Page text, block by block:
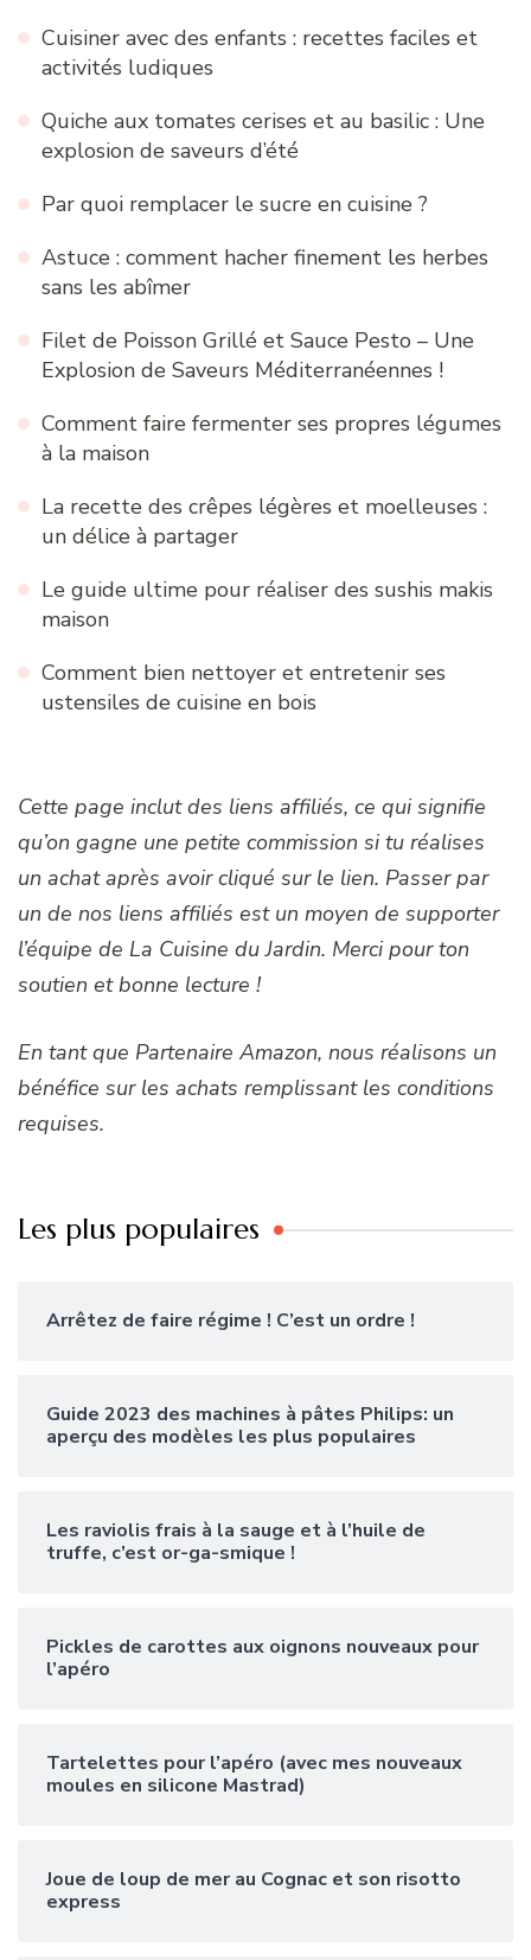
Cuisiner avec des enfants : recettes faciles et
activités ludiques
Quiche aux tomates cerises et au basilic : Une
explosion de saveurs d’été
Par quoi remplacer le sucre en cuisine ?
Astuce : comment hacher finement les herbes
sans les abîmer
Filet de Poisson Grillé et Sauce Pesto – Une
Explosion de Saveurs Méditerranéennes !
Comment faire fermenter ses propres légumes
à la maison
La recette des crêpes légères et moelleuses :
un délice à partager
Le guide ultime pour réaliser des sushis makis
maison
Comment bien nettoyer et entretenir ses
ustensiles de cuisine en bois
Cette page inclut des liens affiliés, ce qui signifie
qu’on gagne une petite commission si tu réalises
un achat après avoir cliqué sur le lien. Passer par
un de nos liens affiliés est un moyen de supporter
l’équipe de La Cuisine du Jardin. Merci pour ton
soutien et bonne lecture !
En tant que Partenaire Amazon, nous réalisons un
bénéfice sur les achats remplissant les conditions
requises.
Les plus populaires
Arrêtez de faire régime ! C’est un ordre !
Guide 2023 des machines à pâtes Philips: un
aperçu des modèles les plus populaires
Les raviolis frais à la sauge et à l’huile de
truffe, c’est or-ga-smique !
Pickles de carottes aux oignons nouveaux pour
l’apéro
Tartelettes pour l’apéro (avec mes nouveaux
moules en silicone Mastrad)
Joue de loup de mer au Cognac et son risotto
express